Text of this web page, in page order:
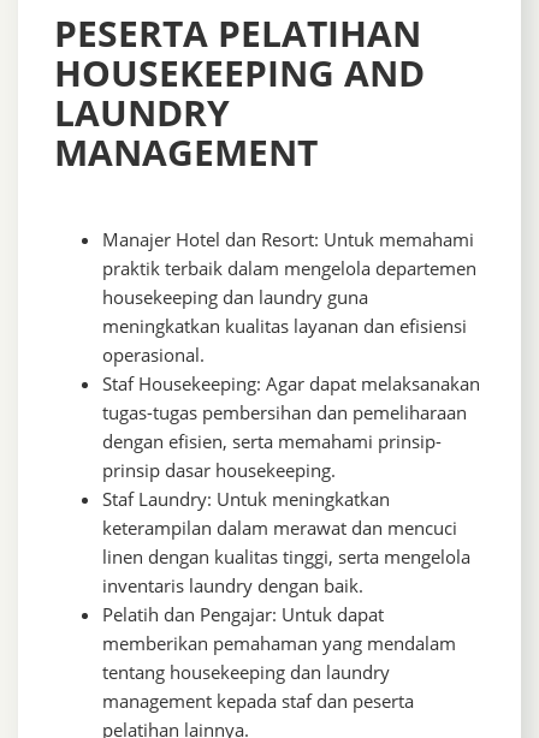
PESERTA PELATIHAN
HOUSEKEEPING AND
LAUNDRY
MANAGEMENT
Manajer Hotel dan Resort: Untuk memahami
praktik terbaik dalam mengelola departemen
housekeeping dan laundry guna
meningkatkan kualitas layanan dan efisiensi
operasional.
Staf Housekeeping: Agar dapat melaksanakan
tugas-tugas pembersihan dan pemeliharaan
dengan efisien, serta memahami prinsip-
prinsip dasar housekeeping.
Staf Laundry: Untuk meningkatkan
keterampilan dalam merawat dan mencuci
linen dengan kualitas tinggi, serta mengelola
inventaris laundry dengan baik.
Pelatih dan Pengajar: Untuk dapat
memberikan pemahaman yang mendalam
tentang housekeeping dan laundry
management kepada staf dan peserta
pelatihan lainnya.